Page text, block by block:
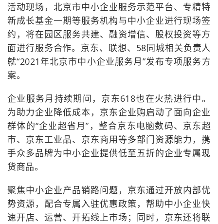
活动现场，北京市中小企业服务示范平台、专精特
新成长基金一期等服务机构与中小企业进行现场签
约，将在园区服务共建、融资增信、股权投资等方
面进行服务合作。京东、联想、58同城相关负责人
就“2021年北京市中小企业服务月”发布专项服务方
案。
企业服务月持续期间，京东618也在火热进行中。
为助力企业降低成本，京东企业购启动了面向企业
群体的“企业超省月”，整合京东电脑数码、京东超
市、京东工业品、京东商用等多部门资源能力，携
手众多品牌为中小企业提供低至五折的企业专属现
货商品。
聚焦中小企业产品销路问题，京东通过开放内部优
势资源，配合专属入驻优惠政策，帮助中小企业快
速开店、运营、开拓线上市场；同时，京东还将联